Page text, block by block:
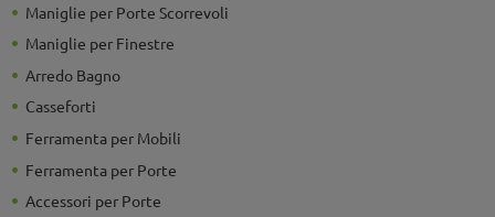
Maniglie per Porte Scorrevoli
Maniglie per Finestre
Arredo Bagno
Casseforti
Ferramenta per Mobili
Ferramenta per Porte
Accessori per Porte